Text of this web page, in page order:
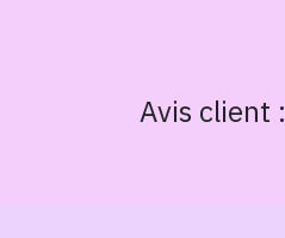
Avis client :